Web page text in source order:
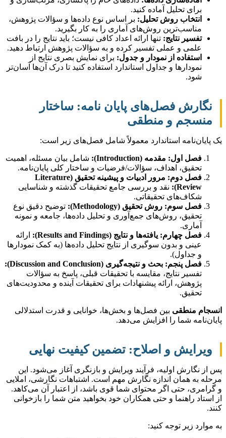
برای تحلیل آماده کنید.
انتخاب روش تحلیل: بر اساس نوع داده‌ها و سؤالات پژوهش،
مناسب‌ترین روش‌های آماری را به کار بگیرید.
تفسیر نتایج: تنها ارائه اعداد کافی نیست؛ باید نتایج را در بافت
علمی و عملی تفسیر کرده و به سؤالات پژوهش ارتباط دهید.
استفاده از نمودار و جدول: برای نمایش بصری نتایج از
نمودارها و جداول استاندارد استفاده کنید تا درک آن‌ها آسان‌تر
شود.
نگارش فصل‌های پایان نامه: ساختار
منسجم و منطقی
یک پایان‌نامه استاندارد معمولاً شامل فصل‌های زیر است:
فصل اول: مقدمه (Introduction):
شامل بیان مسئله، اهمیت
تحقیق، اهداف، سؤالات/فرضیات و ساختار کلی پایان‌نامه.
فصل دوم: مرور ادبیات و پیشینه تحقیق (Literature
Review):
نقد و بررسی جامع تحقیقات گذشته و شناسایی
شکاف‌های تحقیقاتی.
فصل سوم: روش تحقیق (Methodology):
توضیح دقیق نوع
تحقیق، روش‌های جمع‌آوری و تحلیل داده‌ها، جامعه و نمونه
آماری.
فصل چهارم: یافته‌ها و نتایج (Results and Findings):
ارائه
عینی و بدون سوگیری از نتایج تحلیل داده‌ها (به کمک نمودارها
و جداول).
فصل پنجم: بحث و نتیجه‌گیری (Discussion and Conclusion):
تفسیر نتایج، مقایسه با تحقیقات قبلی، پاسخ به سؤالات
پژوهش، ارائه پیشنهادات برای تحقیقات آینده و محدودیت‌های
تحقیق.
انسجام منطقی بین فصل‌ها و بخش‌ها، خوانایی و قدرت استدلالی
پایان‌نامه شما را افزایش می‌دهد.
ویرایش و اصلاح: تضمین کیفیت نهایی
پس از نگارش اولیه، فرآیند ویرایش و بازنگری آغاز می‌شود. این
مرحله به همان اندازه نگارش مهم است. اشتباهات نگارشی، املایی
و گرامری، حتی اگر محتوای شما قوی باشد، از اعتبار آن می‌کاهد.
از استاد راهنما و حتی همکاران خود بخواهید متن شما را بازخوانی
کنند.
به موارد زیر توجه کنید: